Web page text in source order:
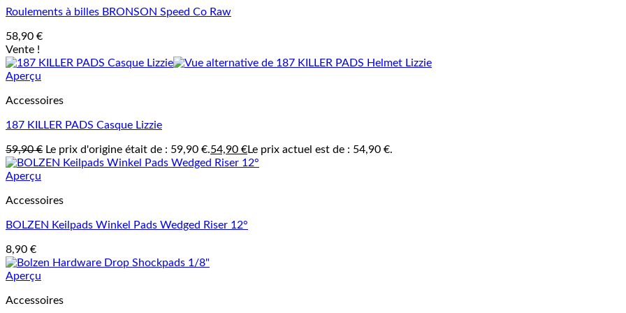
Roulements à billes BRONSON Speed Co Raw
58,90 €
Vente !
Aperçu
Accessoires
187 KILLER PADS Casque Lizzie
59,90€ Le prix d'origine était de : 59,90 €.54,90 €Le prix actuel est de : 54,90 €.
Aperçu
Accessoires
BOLZEN Keilpads Winkel Pads Wedged Riser 12°
8,90 €
Aperçu
Accessoires